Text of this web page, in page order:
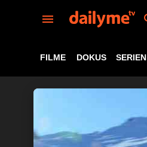
FILME DOKUS SERIEN